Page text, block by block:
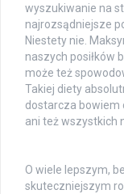
wyszukiwanie na
najrozsądniejsze
Niestety nie.
naszych posiłków
może też
Takiej diety
dostarcza bowiem
ani też wszystkich
O wiele lepszym,
skuteczniejszym